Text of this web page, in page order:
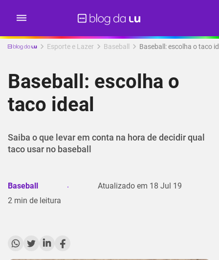
Esporte e Lazer Baseball Baseball: escolha o taco
Baseball: escolha o
taco ideal
Saiba o que levar em conta na hora de decidir qual
taco usar no baseball
Baseball Atualizado em 18 Jul 19
2 min de leitura